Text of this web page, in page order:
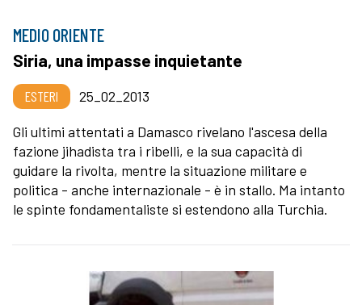
MEDIO ORIENTE
Siria, una impasse inquietante
ESTERI
25_02_2013
Gli ultimi attentati a Damasco rivelano l'ascesa della
fazione jihadista tra i ribelli, e la sua capacità di
guidare la rivolta, mentre la situazione militare e
politica - anche internazionale - è in stallo. Ma intanto
le spinte fondamentaliste si estendono alla Turchia.